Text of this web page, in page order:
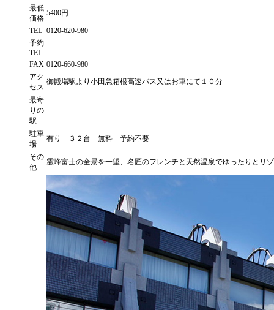
最低
価格
5400円
TEL 0120-620-980
予約
TEL
FAX 0120-660-980
アク
セス
御殿場駅より小田急箱根高速バス又はお車にて１０分
最寄
りの
駅
駐車
場
有り ３２台 無料 予約不要
その
他
霊峰富士の全景を一望、名匠のフレンチと天然温泉でゆったりとリ